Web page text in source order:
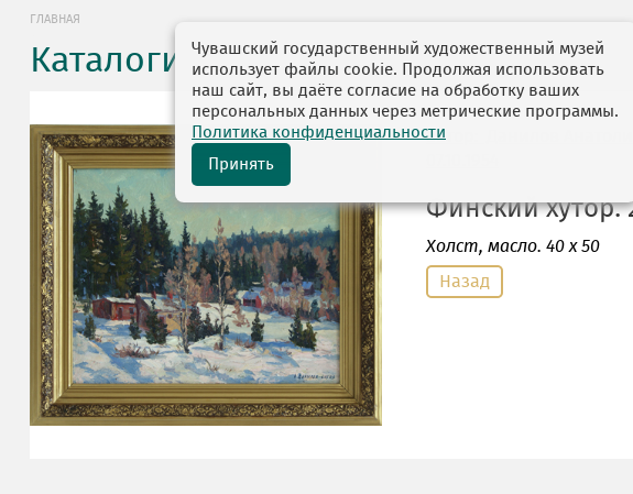
ГЛАВНАЯ
Каталоги выставок
автор: Данилов
Финский хутор.
Холст, масло. 40 х 50
Назад
Чувашский государственный художественный музей
использует файлы cookie. Продолжая использовать
наш сайт, вы даёте согласие на обработку ваших
персональных данных через метрические программы.
Политика конфиденциальности
Принять